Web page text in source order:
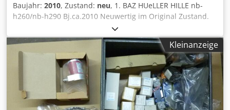
Baujahr: 2010, Zustand: neu, 1. BAZ HUeLLER HILLE nb-
h260/nb-h290 Bj.ca.2010 Neuwertig im Original Zustand.
1.Kugelrollspindel Y-Achse Neu. desweiten andere Teile
Auf Anfrage. Crjdpocrk Ivjfx Aamof
Kleinanzeige